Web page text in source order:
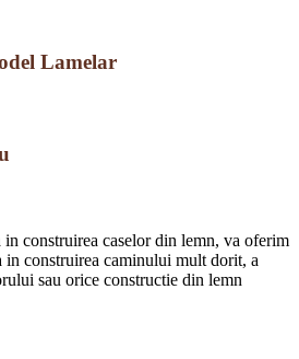
Lamelar
in construirea caselor din lemn, va oferim
in construirea caminului mult dorit, a
sau orice constructie din lemn